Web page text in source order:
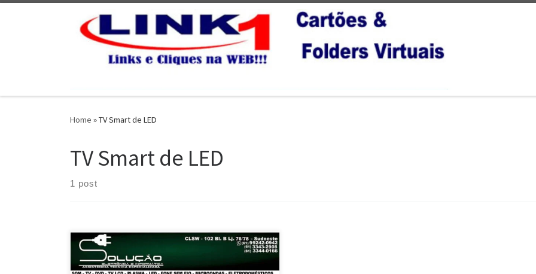
Home »TV Smart de LED
TV Smart de LED
1 post